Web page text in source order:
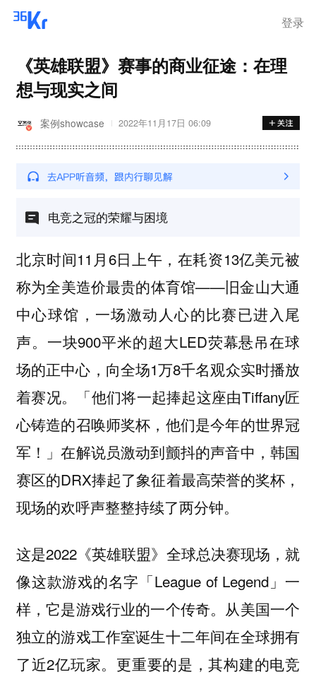
登录
《英雄联盟》赛事的商业征途：在理
想与现实之间
案例showcase 2022年11月17日 06:09
电竞之冠的荣耀与困境
北京时间11月6日上午，在耗资13亿美元被
称为全美造价最贵的体育馆——旧金山大通
中心球馆，一场激动人心的比赛已进入尾
声。一块900平米的超大LED荧幕悬吊在球
场的正中心，向全场1万8千名观众实时播放
着赛况。「他们将一起捧起这座由Tiffany匠
心铸造的召唤师奖杯，他们是今年的世界冠
军！」在解说员激动到颤抖的声音中，韩国
赛区的DRX捧起了象征着最高荣誉的奖杯，
现场的欢呼声整整持续了两分钟。
这是2022《英雄联盟》全球总决赛现场，就
像这款游戏的名字「League of Legend」一
样，它是游戏行业的一个传奇。从美国一个
独立的游戏工作室诞生十二年间在全球拥有
了近2亿玩家。更重要的是，其构建的电竞